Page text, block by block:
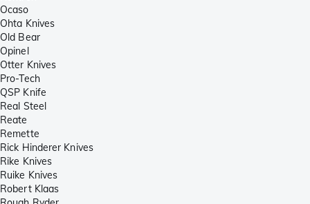
Ocaso
Ohta Knives
Old Bear
Opinel
Otter Knives
Pro-Tech
QSP Knife
Real Steel
Reate
Remette
Rick Hinderer Knives
Rike Knives
Ruike Knives
Robert Klaas